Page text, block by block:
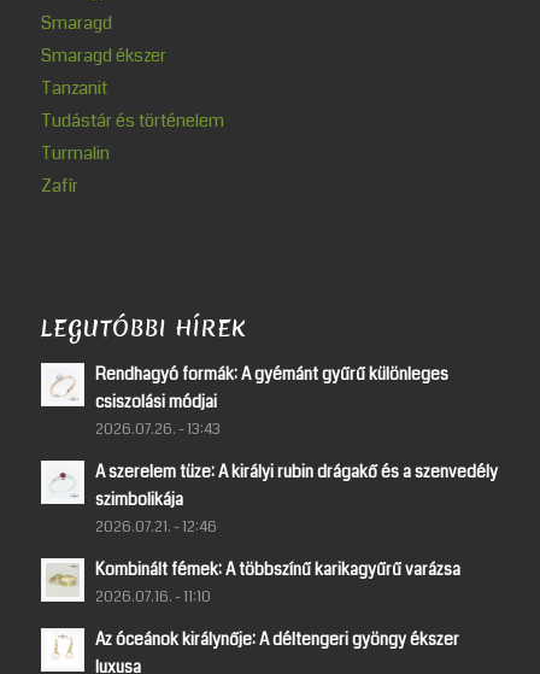
Smaragd
Smaragd ékszer
Tanzanit
Tudástár és történelem
Turmalin
Zafír
LEGUTÓBBI HÍREK
Rendhagyó formák: A gyémánt gyűrű különleges
csiszolási módjai
2026.07.26. - 13:43
A szerelem tüze: A királyi rubin drágakő és a szenvedély
szimbolikája
2026.07.21. - 12:46
Kombinált fémek: A többszínű karikagyűrű varázsa
2026.07.16. - 11:10
Az óceánok királynője: A déltengeri gyöngy ékszer
luxusa